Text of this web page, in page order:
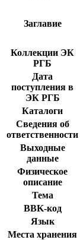
Заглавие
Коллекции ЭК
РГБ
Дата
поступления в
ЭК РГБ
Каталоги
Сведения об
ответственности
Выходные
данные
Физическое
описание
Тема
BBK-код
Язык
Места хранения